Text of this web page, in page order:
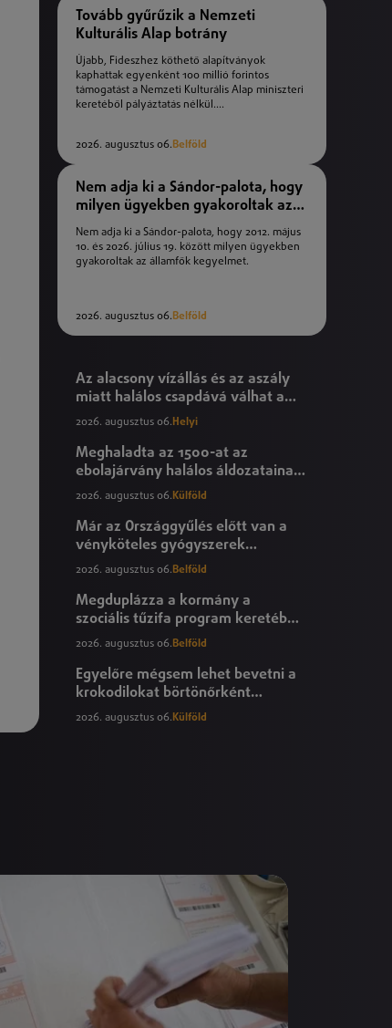
Tovább gyűrűzik a Nemzeti
Kulturális Alap botrány
Újabb, Fideszhez köthető alapítványok
kaphattak egyenként 100 millió forintos
támogatást a Nemzeti Kulturális Alap miniszteri
keretéből pályáztatás nélkül....
2026. augusztus 06.Belföld
Nem adja ki a Sándor-palota, hogy
milyen ügyekben gyakoroltak az
államfők kegyelmet
Nem adja ki a Sándor-palota, hogy 2012. május
10. és 2026. július 19. között milyen ügyekben
gyakoroltak az államfők kegyelmet.
2026. augusztus 06.Belföld
Az alacsony vízállás és az aszály
miatt halálos csapdává válhat a
Tisza
2026. augusztus 06. Helyi
Meghaladta az 1500-at az
ebolajárvány halálos áldozatainak
száma
2026. augusztus 06. Külföld
Már az Országgyűlés előtt van a
vényköteles gyógyszerek
áfamentességéről szóló
2026. augusztus 06.Belföld
Megduplázza a kormány a
szociális tűzifa program keretében
igényelhető mennyiséget
2026. augusztus 06.Belföld
Egyelőre mégsem lehet bevetni a
krokodilokat börtönőrként
Izraelben
2026. augusztus 06. Külföld